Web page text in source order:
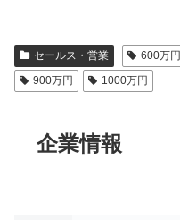
セールス・営業 600万円
900万円
1000万円
企業情報